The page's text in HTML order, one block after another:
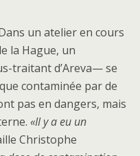
un atelier en cours
la Hague, un
traitant d’Areva— se
contaminée par de
pas en dangers, mais
«Il y a eu un
Christophe